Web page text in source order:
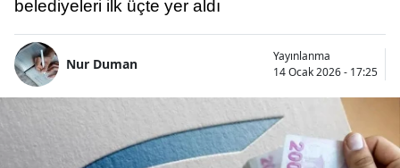
belediyeleri ilk üçte yer aldı
Nur Duman
Yayınlanma
14 Ocak 2026 - 17:25